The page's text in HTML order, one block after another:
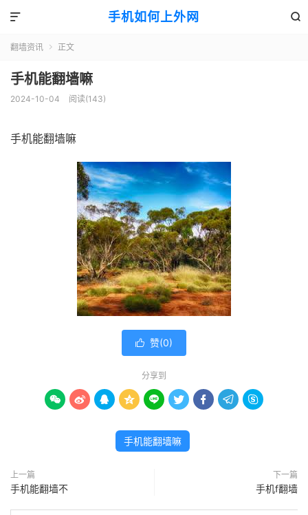
手机如何上外网 

翻墙资讯  正文
手机能翻墙嘛
2024-10-04 阅读(143)
手机能翻墙嘛
 赞(0)
分享到
        
手机能翻墙嘛
上一篇
手机能翻墙不
下一篇
手机f翻墙